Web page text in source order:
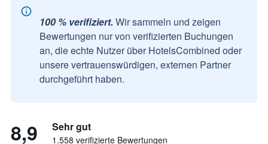
100 % verifiziert. Wir sammeln und zeigen
Bewertungen nur von verifizierten Buchungen
an, die echte Nutzer über HotelsCombined oder
unsere vertrauenswürdigen, externen Partner
durchgeführt haben.
8,9 Sehr gut
1.558 verifizierte Bewertungen